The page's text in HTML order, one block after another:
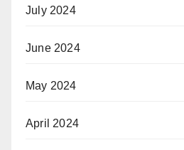
July 2024
June 2024
May 2024
April 2024